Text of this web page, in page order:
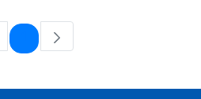
Pagina